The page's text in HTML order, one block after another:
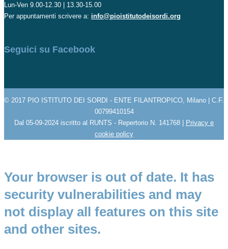
Lun-Ven 9.00-12.30 | 13.30-15.00
Per appuntamenti scrivere a: info@pioistitutodeisordi.org
Seguici su Facebook
© 2017 PIO ISTITUTO DEI SORDI - ENTE FILANTROPICO, Milano | C.F.
00799410154
Dal 05-09-2024 iscritto al RUNTS - Repertorio N. 141768 | Privacy e
cookie policy
Your browser is out of date. It has
security vulnerabilities and may
not display all features on this site
and other sites.